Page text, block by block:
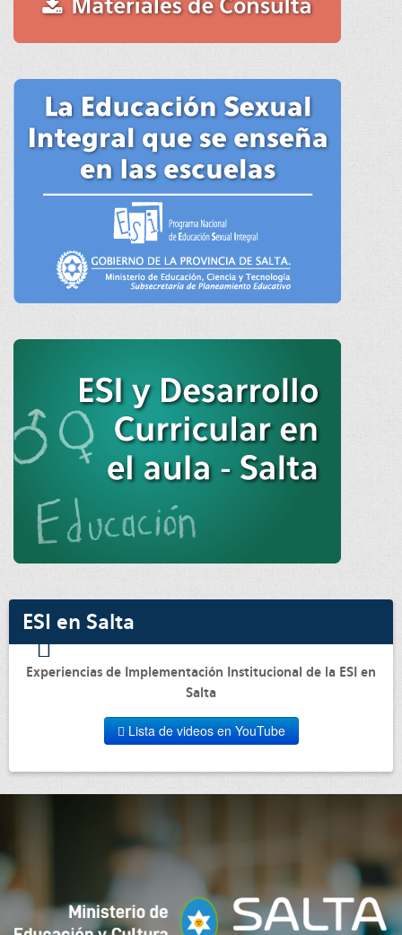
ESI en Salta
Experiencias de Implementación Institucional de la ESI en
Salta
Lista de videos en YouTube